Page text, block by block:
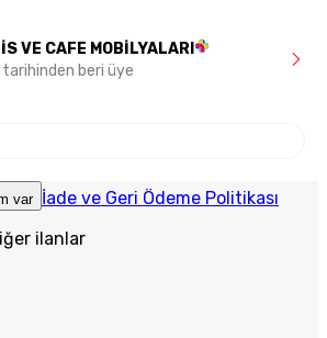
VE CAFE MOBİLYALARI
beri üye
var İade ve Geri Ödeme Politikası
ilanlar